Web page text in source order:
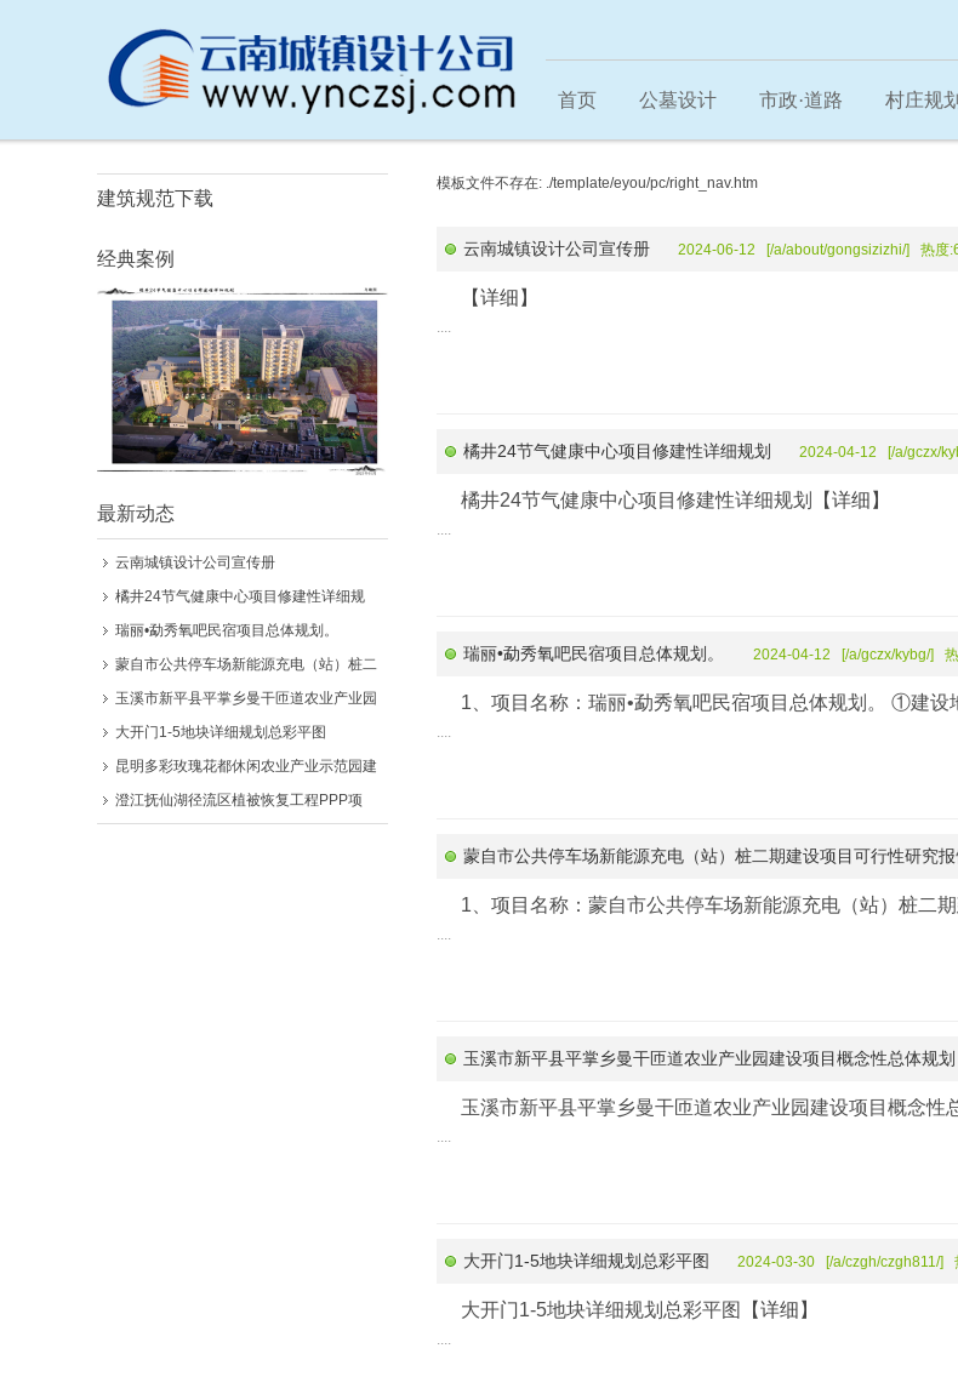
首页 公墓设计 市政·道路 村庄规划
总规控详规
建筑规范下载
经典案例
最新动态
云南城镇设计公司宣传册
橘井24节气健康中心项目修建性详细规
瑞丽•勐秀氧吧民宿项目总体规划。
蒙自市公共停车场新能源充电（站）桩二
玉溪市新平县平掌乡曼干匝道农业产业园
大开门1-5地块详细规划总彩平图
昆明多彩玫瑰花都休闲农业产业示范园建
澄江抚仙湖径流区植被恢复工程PPP项
模板文件不存在: ./template/eyou/pc/right_nav.htm
云南城镇设计公司宣传册 2024-06-12 [/a/about/gongsizizhi/] 热度
【详细】
....
橘井24节气健康中心项目修建性详细规划 2024-04-12 [/a/gczx/
橘井24节气健康中心项目修建性详细规划 【详细】
....
瑞丽•勐秀氧吧民宿项目总体规划。 2024-04-12 [/a/gczx/kybg/]
1、项目名称：瑞丽•勐秀氧吧民宿项目总体规划。 ①建
....
蒙自市公共停车场新能源充电（站）桩二期建设项目可行性研究报
1、项目名称：蒙自市公共停车场新能源充电（站）桩二
....
玉溪市新平县平掌乡曼干匝道农业产业园建设项目概念性总体规划
玉溪市新平县平掌乡曼干匝道农业产业园建设项目概念性
....
大开门1-5地块详细规划总彩平图 2024-03-30 [/a/czgh/czgh811/]
大开门1-5地块详细规划总彩平图 【详细】
....